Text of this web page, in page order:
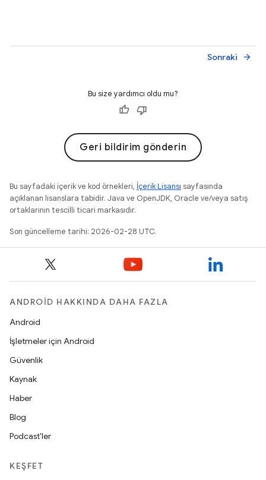
Sonraki arrow_forward
Bu size yardımcı oldu mu?
Geri bildirim gönderin
Bu sayfadaki içerik ve kod örnekleri, İçerik Lisansı sayfasında
açıklanan lisanslara tabidir. Java ve OpenJDK, Oracle ve/veya satış
ortaklarının tescilli ticari markasıdır.
Son güncelleme tarihi: 2026-02-28 UTC.
ANDROID HAKKINDA DAHA FAZLA
Android
İşletmeler için Android
Güvenlik
Kaynak
Haber
Blog
Podcast'ler
KEŞFET